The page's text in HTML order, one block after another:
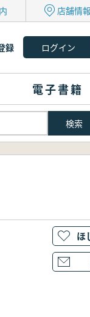
店舗情
録
電子書籍
ほ